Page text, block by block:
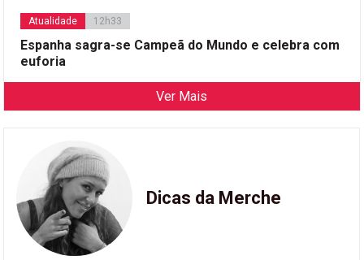
Atualidade 12h33
Espanha sagra-se Campeã do Mundo e celebra com
euforia
Ver Mais
Dicas da Merche